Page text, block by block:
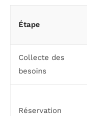
Étape
Collecte des
besoins
Réservation